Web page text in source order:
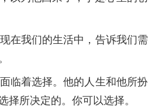
在我们的生活中，告诉我们需
临着选择。他的人生和他所扮
择所决定的。你可以选择。